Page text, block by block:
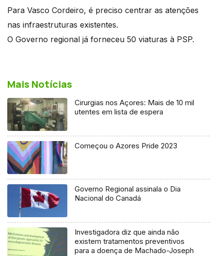
Para Vasco Cordeiro, é preciso centrar as atenções
nas infraestruturas existentes.
O Governo regional já forneceu 50 viaturas à PSP.
Mais Notícias
Cirurgias nos Açores: Mais de 10 mil
utentes em lista de espera
Começou o Azores Pride 2023
Governo Regional assinala o Dia
Nacional do Canadá
Investigadora diz que ainda não
existem tratamentos preventivos
para a doença de Machado-Joseph